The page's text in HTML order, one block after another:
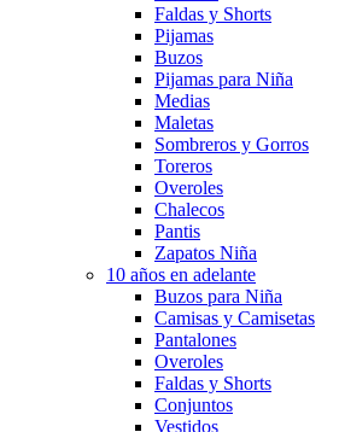
Faldas y Shorts
Pijamas
Buzos
Pijamas para Niña
Medias
Maletas
Sombreros y Gorros
Toreros
Overoles
Chalecos
Pantis
Zapatos Niña
10 años en adelante
Buzos para Niña
Camisas y Camisetas
Pantalones
Overoles
Faldas y Shorts
Conjuntos
Vestidos